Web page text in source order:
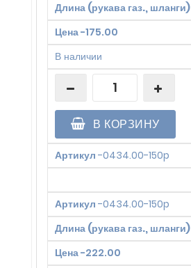
Длина (рукава газ., шланги)
Цена-175.00
В наличии
В КОРЗИНУ
Артикул -0434.00-150p
Артикул -0434.00-150p
Длина (рукава газ., шланги)
Цена-222.00